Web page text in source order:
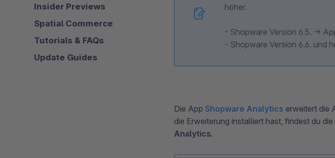
Insider Previews
Spatial Commerce
Tutorials & FAQs
Update Guides
höher.
- Shopware Version 6.5. ->
- Shopware Version 6.6. und
Die App Shopware Analytics erweitert die
die Erweiterung installiert hast, findest du
Analytics.